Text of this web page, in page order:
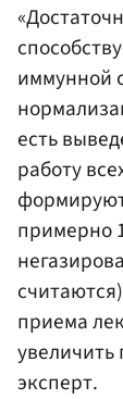
иммунной
есть
работу
примерно
приема
эксперт.